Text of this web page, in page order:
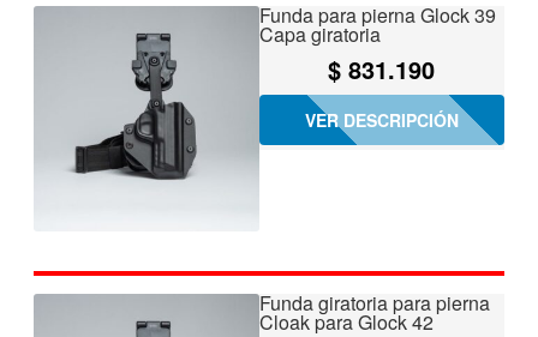
Funda para pierna Glock 39
Capa giratoria
$ 831.190
VER DESCRIPCIÓN
Funda giratoria para pierna
Cloak para Glock 42